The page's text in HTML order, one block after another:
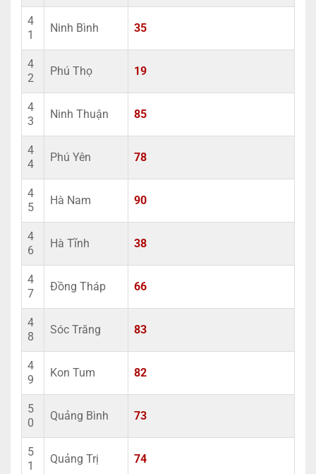
4
1
Ninh Bình 35
4
2
Phú Thọ 19
4
3
Ninh Thuận 85
4
4
Phú Yên 78
4
5
Hà Nam 90
4
6
Hà Tĩnh 38
4
7
Đồng Tháp 66
4
8
Sóc Trăng 83
4
9
Kon Tum 82
5
0
Quảng Bình 73
5
1
Quảng Trị 74